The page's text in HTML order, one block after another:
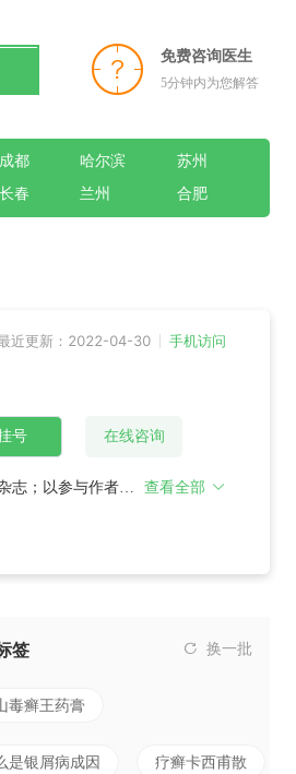
免费咨询医生
5分钟内为您解答
成都
长春
哈尔滨
兰州
苏州
合肥
近更新：2022-04-30 手机访问
志；以参与作者在J
查看全部
号 在线咨询
签 换一批
毒癣王药膏
是银屑病成因 疗癣卡西甫散